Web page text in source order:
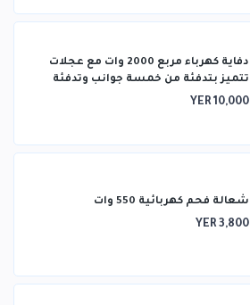
دفاية كهرباء مربع 2000 وات مع عجلات
تتميز بتدفئة من خمسة جوانب وتدفئة
ثلاثية الأبعاد
YER 10,000
شعالة فحم كهربائية 550 وات
YER 3,800